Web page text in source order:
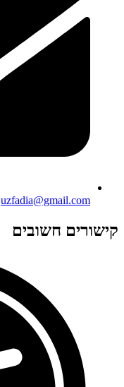
uzfadia@gmail.com
קישורים חשובים